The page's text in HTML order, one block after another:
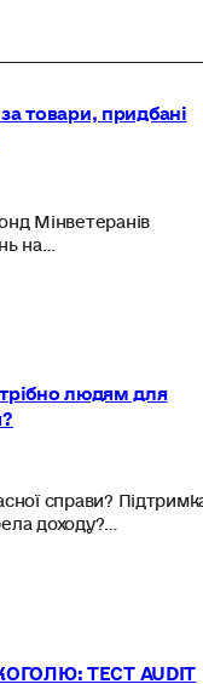
товари, придбані
Мінветеранів
на…
людям для
справи?
доходу?…
ТЕСТ AUDIT